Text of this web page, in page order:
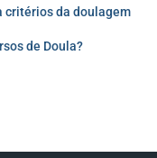
critérios da doulagem
de Doula?